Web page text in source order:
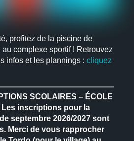
profitez de la piscine de
au complexe sportif ! Retrouvez
infos et les plannings : cliquez
SCOLAIRES – ÉCOLE
inscriptions pour la
septembre 2026/2027 sont
Merci de vous rapprocher